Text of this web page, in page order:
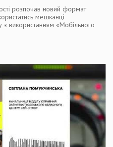
розпочав новий формат
мешканці
з використанням «Мобільного